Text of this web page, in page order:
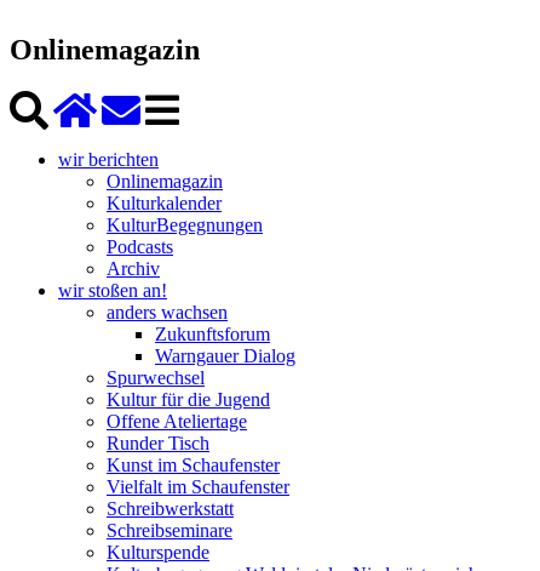
Onlinemagazin
wir berichten
Onlinemagazin
Kulturkalender
KulturBegegnungen
Podcasts
Archiv
wir stoßen an!
anders wachsen
Zukunftsforum
Warngauer Dialog
Spurwechsel
Kultur für die Jugend
Offene Ateliertage
Runder Tisch
Kunst im Schaufenster
Vielfalt im Schaufenster
Schreibwerkstatt
Schreibseminare
Kulturspende